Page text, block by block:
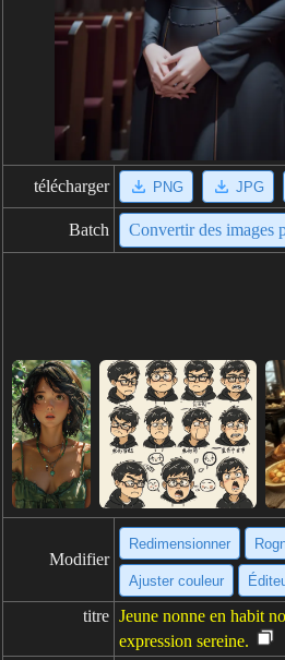
télécharger PNG JPG
Batch Convertir des images
Modifier
Redimensionner
Ajuster couleur
titre Jeune nonne en habit
expression sereine.